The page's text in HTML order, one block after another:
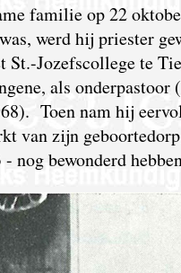
familie op 22
werd hij priester
St.-Jozefscollege te
als
Toen nam hij
van zijn
nog bewonderd